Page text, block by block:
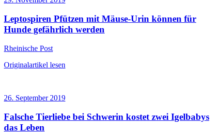
Leptospiren Pfützen mit Mäuse-Urin können für
Hunde gefährlich werden
Rheinische Post
Originalartikel lesen
26. September 2019
Falsche Tierliebe bei Schwerin kostet zwei Igelbabys
das Leben